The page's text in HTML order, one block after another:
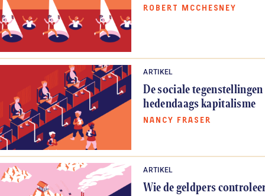
ROBERT MCCHESNEY
ARTIKEL
De sociale
hedendaags kapitalisme
NANCY FRASER
ARTIKEL
Wie de geldpers